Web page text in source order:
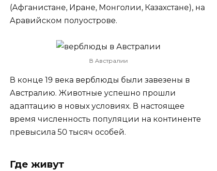
(Афганистане, Иране, Монголии, Казахстане), на
Аравийском полуострове.
В Австралии
В конце 19 века верблюды были завезены в
Австралию. Животные успешно прошли
адаптацию в новых условиях. В настоящее
время численность популяции на континенте
превысила 50 тысяч особей.
Где живут